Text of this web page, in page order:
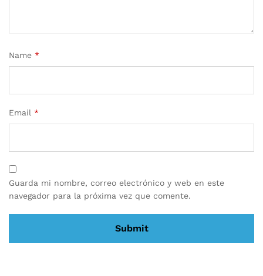
Name *
Email *
Guarda mi nombre, correo electrónico y web en este
navegador para la próxima vez que comente.